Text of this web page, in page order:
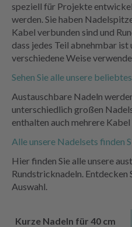
speziell für Projekte
werden. Sie haben
Kabel verbunden sind und
dass jedes Teil abnehmbar ist
verschiedene Weise
Sehen Sie alle unsere
Austauschbare Nadeln
unterschiedlich großen
enthalten auch mehrere
Alle unsere Nadelsets finden
Hier finden Sie alle unsere
Rundstricknadeln. Entdecken
Auswahl.
Kurze Nadeln für 40 cm